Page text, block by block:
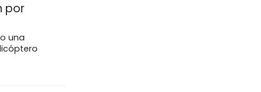
por
una